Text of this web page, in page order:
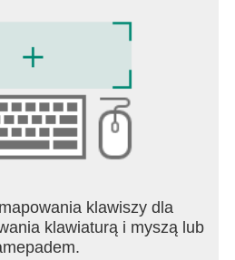
klawiszy dla
klawiaturą i myszą lub